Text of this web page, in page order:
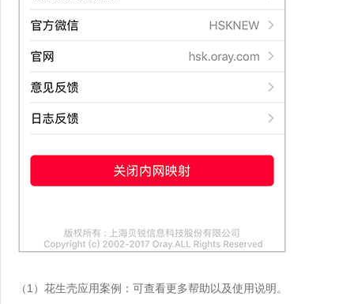
（1）花生壳应用案例：可查看更多帮助以及使用说明。